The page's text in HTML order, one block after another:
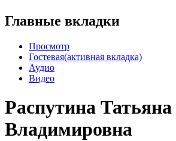
Главные вкладки
Просмотр
Гостевая(активная вкладка)
Аудио
Видео
Распутина Татьяна
Владимировна